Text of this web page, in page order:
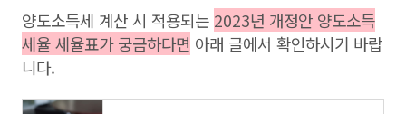
양도소득세 계산 시 적용되는 2023년 개정안 양도소득
세율 세율표가 궁금하다면 아래 글에서 확인하시기 바랍
니다.